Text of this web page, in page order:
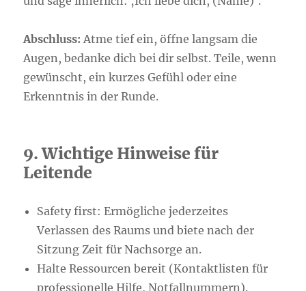
Abschluss: Atme tief ein, öffne langsam die
Augen, bedanke dich bei dir selbst. Teile, wenn
gewünscht, ein kurzes Gefühl oder eine
Erkenntnis in der Runde.
9. Wichtige Hinweise für
Leitende
Safety first: Ermögliche jederzeites
Verlassen des Raums und biete nach der
Sitzung Zeit für Nachsorge an.
Halte Ressourcen bereit (Kontaktlisten für
professionelle Hilfe, Notfallnummern).